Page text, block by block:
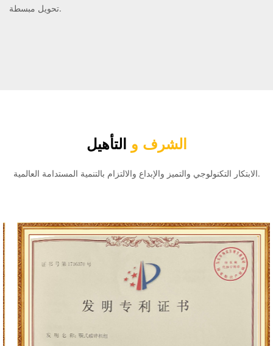
تحويل مبسطة.
الشرف و التأهيل
الابتكار التكنولوجي والتميز والإبداع والالتزام بالتنمية المستدامة العالمية.